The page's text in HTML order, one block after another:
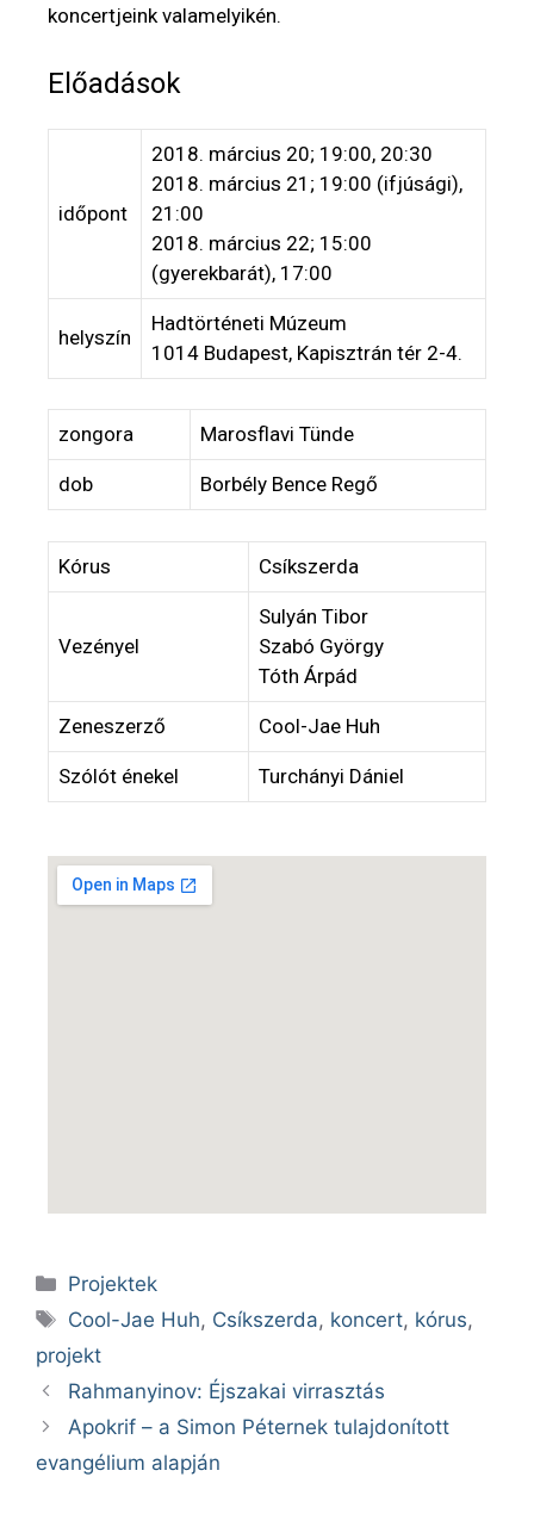
koncertjeink valamelyikén.
Előadások
időpont
2018. március 20; 19:00, 20:30
2018. március 21; 19:00 (ifjúsági),
21:00
2018. március 22; 15:00
(gyerekbarát), 17:00
helyszín
Hadtörténeti Múzeum
1014 Budapest, Kapisztrán tér 2-4.
zongora Marosflavi Tünde
dob Borbély Bence Regő
Kórus Csíkszerda
Vezényel
Sulyán Tibor
Szabó György
Tóth Árpád
Zeneszerző Cool-Jae Huh
Szólót énekel Turchányi Dániel
Projektek
Cool-Jae Huh, Csíkszerda, koncert, kórus,
projekt
Rahmanyinov: Éjszakai virrasztás
Apokrif – a Simon Péternek tulajdonított
evangélium alapján